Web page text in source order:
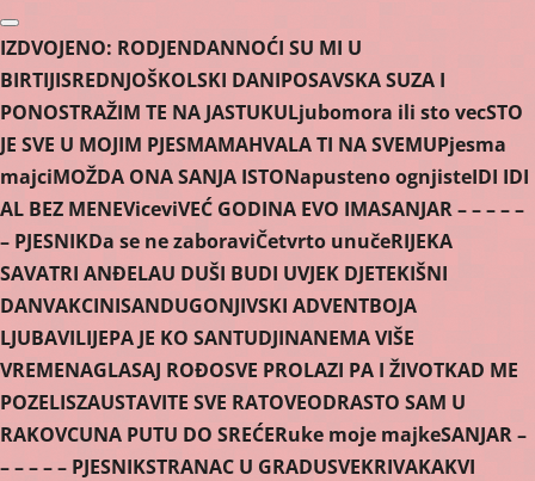
Skip
to
content
IZDVOJENO: RODJENDANNOĆI SU MI U
BIRTIJISREDNJOŠKOLSKI DANIPOSAVSKA SUZA I
PONOSTRAŽIM TE NA JASTUKULjubomora ili sto vecSTO
JE SVE U MOJIM PJESMAMAHVALA TI NA SVEMUPjesma
majciMOŽDA ONA SANJA ISTONapusteno ognjisteIDI IDI
AL BEZ MENEViceviVEĆ GODINA EVO IMASANJAR – – – – –
– PJESNIKDa se ne zaboraviČetvrto unučeRIJEKA
SAVATRI ANĐELAU DUŠI BUDI UVJEK DJETEKIŠNI
DANVAKCINISANDUGONJIVSKI ADVENTBOJA
LJUBAVILIJEPA JE KO SANTUDJINANEMA VIŠE
VREMENAGLASAJ ROĐOSVE PROLAZI PA I ŽIVOTKAD ME
POZELISZAUSTAVITE SVE RATOVEODRASTO SAM U
RAKOVCUNA PUTU DO SREĆERuke moje majkeSANJAR –
– – – – – PJESNIKSTRANAC U GRADUSVEKRIVAKAKVI